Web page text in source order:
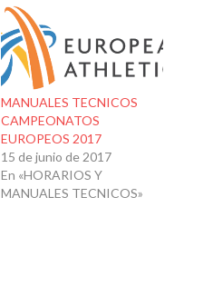
MANUALES TECNICOS
CAMPEONATOS
EUROPEOS 2017
15 de junio de 2017
En «HORARIOS Y
MANUALES TECNICOS»